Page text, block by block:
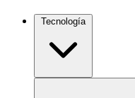
Tecnología